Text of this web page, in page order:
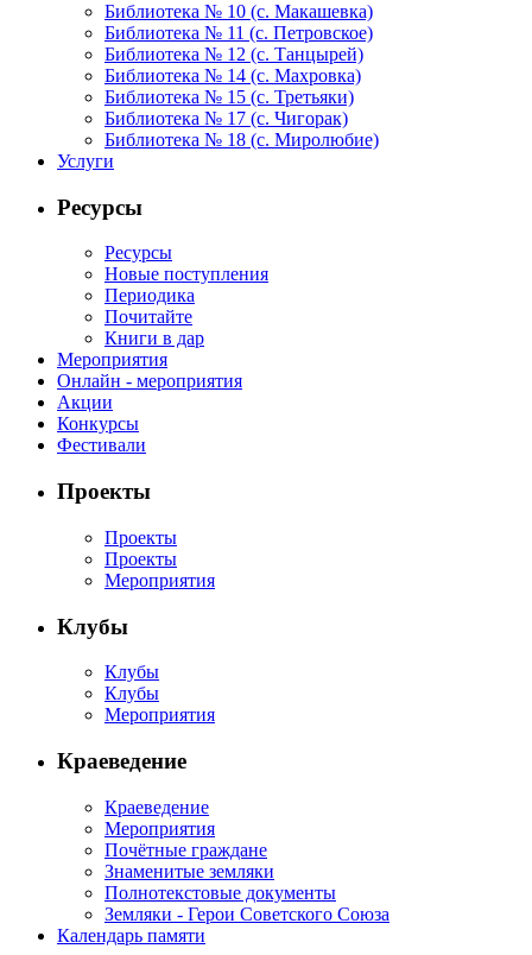
Библиотека № 10 (с. Макашевка)
Библиотека № 11 (с. Петровское)
Библиотека № 12 (с. Танцырей)
Библиотека № 14 (с. Махровка)
Библиотека № 15 (с. Третьяки)
Библиотека № 17 (с. Чигорак)
Библиотека № 18 (с. Миролюбие)
Услуги
Ресурсы
Ресурсы
Новые поступления
Периодика
Почитайте
Книги в дар
Мероприятия
Онлайн - мероприятия
Акции
Конкурсы
Фестивали
Проекты
Проекты
Проекты
Мероприятия
Клубы
Клубы
Клубы
Мероприятия
Краеведение
Краеведение
Мероприятия
Почётные граждане
Знаменитые земляки
Полнотекстовые документы
Земляки - Герои Советского Союза
Календарь памяти